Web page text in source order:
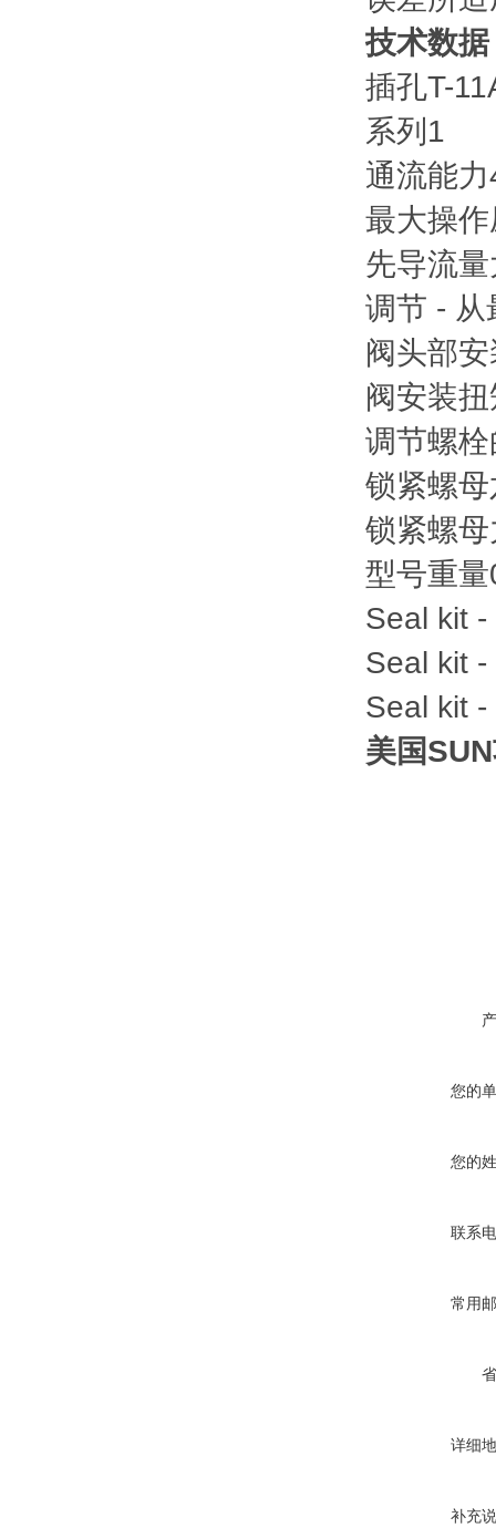
技术数据
插孔T-
系列 1
通流能力
最大操
先导流
调节 - 从
阀头部
阀安装
调节螺
锁紧螺
锁紧螺
型号重量
Seal kit
Seal kit
Seal kit
美国
您的
您的
联系
常用
详细
补充